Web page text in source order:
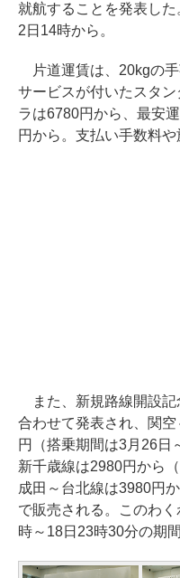
就航することを発表し
2日14時から。
片道運賃は、20kgの
サービスが付いたスタ
ラは6780円から、最安
円から。支払い手数料や
また、新規路線開設記
合わせて発表され、関
円（搭乗期間は3月26日
新千歳線は2980円から
成田～台北線は3980円
で販売される。このわ
時～18日23時30分の期